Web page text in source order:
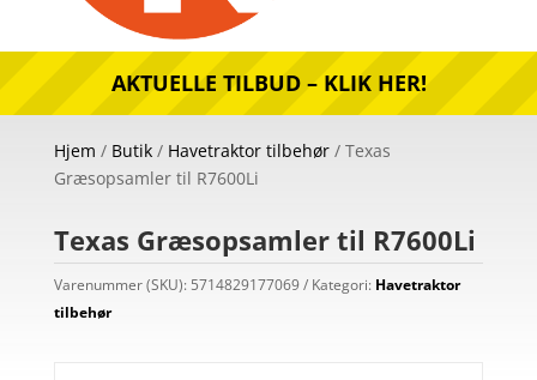
AKTUELLE TILBUD – KLIK HER!
Hjem / Butik/ Havetraktor tilbehør/ Texas
Græsopsamler til R7600Li
Texas Græsopsamler til R7600Li
Varenummer (SKU): 5714829177069 Kategori: Havetraktor
tilbehør